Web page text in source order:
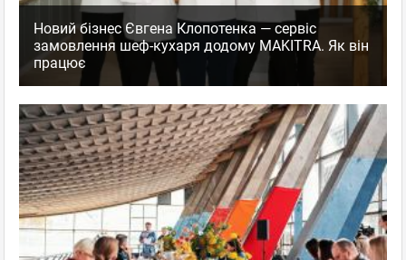
facebook twitter
Поз. 1–8 (из 8)
Новий бізнес Євгена Клопотенка — сервіс
замовлення шеф-кухаря додому MAKITRA. Як він
працює